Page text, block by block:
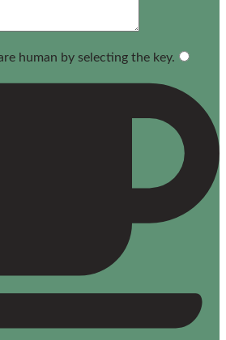
human by selecting thekey.